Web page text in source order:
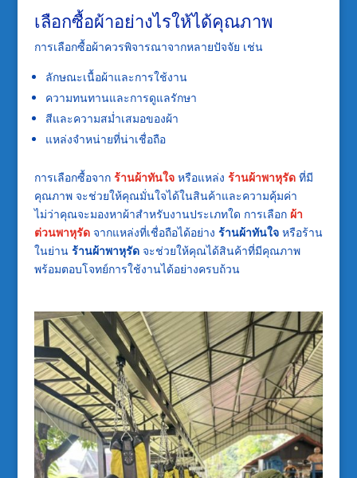
เลือกซื้อผ้าอย่างไรให้ได้คุณภาพ
การเลือกซื้อผ้าควรพิจารณาจากหลายปัจจัย เช่น
ลักษณะเนื้อผ้าและการใช้งาน
ความทนทานและการดูแลรักษา
สีและความสม่ำเสมอของผ้า
แหล่งจำหน่ายที่น่าเชื่อถือ
การเลือกซื้อจาก ร้านผ้าทันใจหรือแหล่ง ร้านผ้าพาหุรัดที่มี
คุณภาพ จะช่วยให้คุณมั่นใจได้ในสินค้าและความคุ้มค่า
ไม่ว่าคุณจะมองหาผ้าสำหรับงานประเภทใด การเลือก ผ้า
ต่วนพาหุรัดจากแหล่งที่เชื่อถือได้อย่าง ร้านผ้าทันใจหรือร้าน
ในย่าน ร้านผ้าพาหุรัดจะช่วยให้คุณได้สินค้าที่มีคุณภาพ
พร้อมตอบโจทย์การใช้งานได้อย่างครบถ้วน